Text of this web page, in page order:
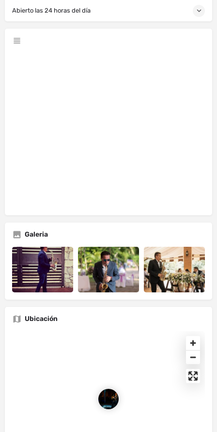
Abierto las 24 horas del día
Galeria
Ubicación